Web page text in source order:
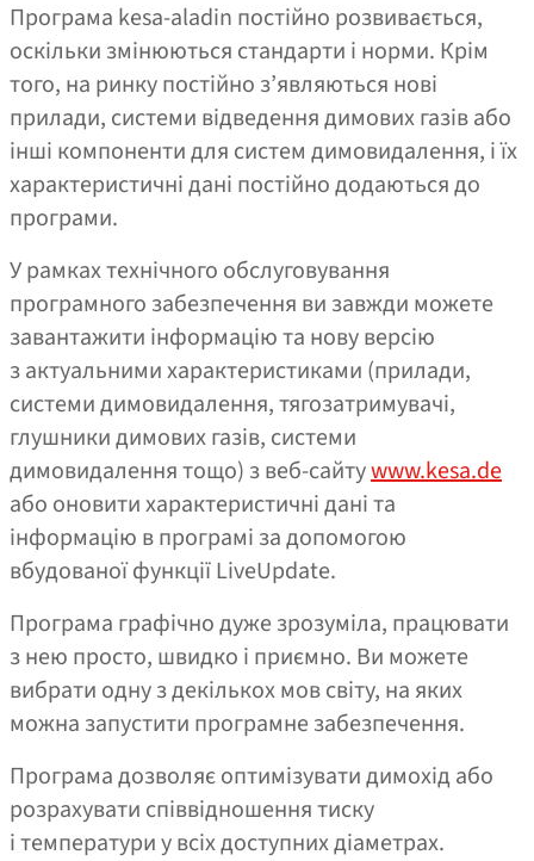
Програма kesa-aladin постійно розвивається,
оскільки змінюються стандарти і норми. Крім
того, на ринку постійно з’являються нові
прилади, системи відведення димових газів або
інші компоненти для систем димовидалення, і їх
характеристичні дані постійно додаються до
програми.
У рамках технічного обслуговування
програмного забезпечення ви завжди можете
завантажити інформацію та нову версію
з актуальними характеристиками (прилади,
системи димовидалення, тягозатримувачі,
глушники димових газів, системи
димовидалення тощо) з веб-сайтуwww.kesa.de
або оновити характеристичні дані та
інформацію в програмі за допомогою
вбудованої функції LiveUpdate.
Програма графічно дуже зрозуміла, працювати
з нею просто, швидко і приємно. Ви можете
вибрати одну з декількох мов світу, на яких
можна запустити програмне забезпечення.
Програма дозволяє оптимізувати димохід або
розрахувати співвідношення тиску
і температури у всіх доступних діаметрах.